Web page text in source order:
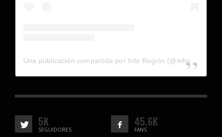
5K
SEGUIDORES
45.6K
FANS